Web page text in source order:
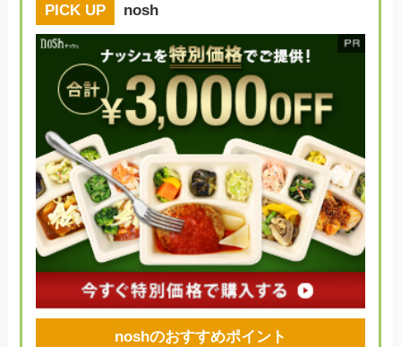
PICK UP nosh
noshのおすすめポイント